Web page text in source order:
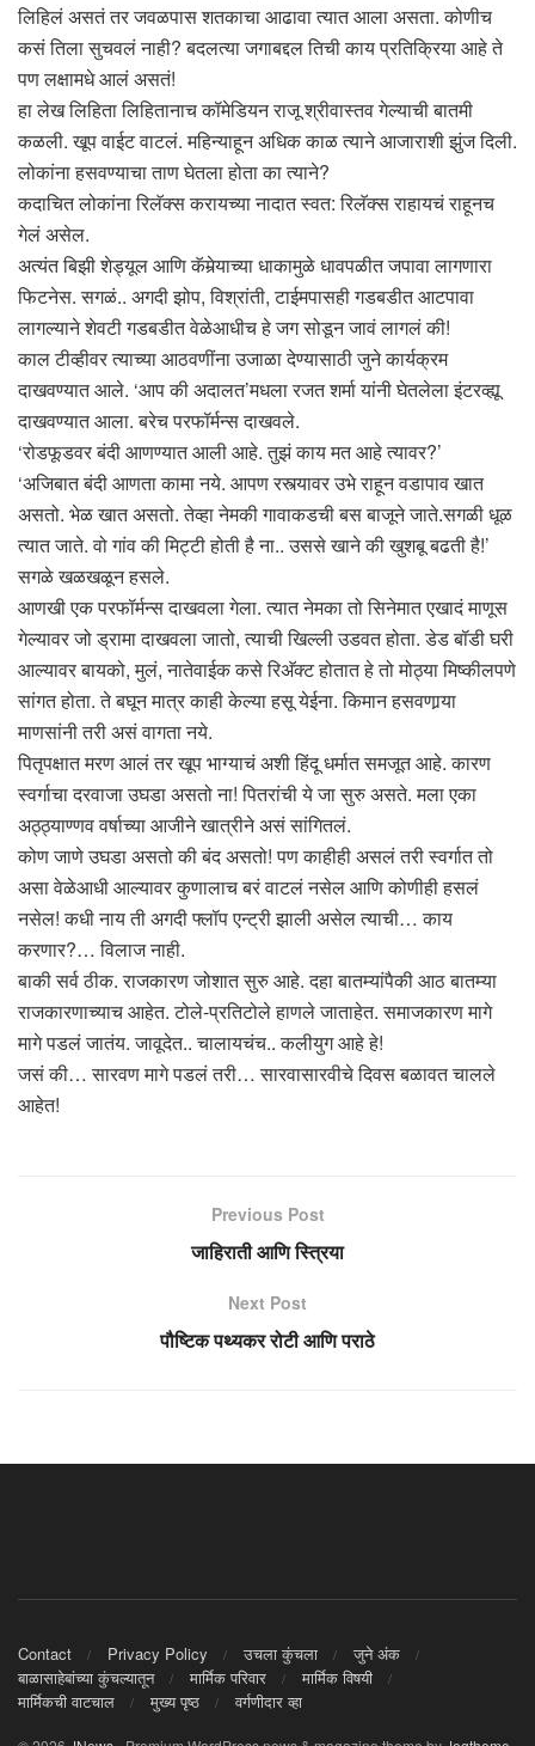
लिहिलं असतं तर जवळपास शतकाचा आढावा त्यात आला असता. कोणीच
कसं तिला सुचवलं नाही? बदलत्या जगाबद्दल तिची काय प्रतिक्रिया आहे ते
पण लक्षामधे आलं असतं!
हा लेख लिहिता लिहितानाच कॉमेडियन राजू श्रीवास्तव गेल्याची बातमी
कळली. खूप वाईट वाटलं. महिन्याहून अधिक काळ त्याने आजाराशी झुंज दिली.
लोकांना हसवण्याचा ताण घेतला होता का त्याने?
कदाचित लोकांना रिलॅक्स करायच्या नादात स्वत: रिलॅक्स राहायचं राहूनच
गेलं असेल.
अत्यंत बिझी शेड्यूल आणि कॅमेर्‍याच्या धाकामुळे धावपळीत जपावा लागणारा
फिटनेस. सगळं.. अगदी झोप, विश्रांती, टाईमपासही गडबडीत आटपावा
लागल्याने शेवटी गडबडीत वेळेआधीच हे जग सोडून जावं लागलं की!
काल टीव्हीवर त्याच्या आठवणींना उजाळा देण्यासाठी जुने कार्यक्रम
दाखवण्यात आले. ‘आप की अदालत’मधला रजत शर्मा यांनी घेतलेला इंटरव्ह्यू
दाखवण्यात आला. बरेच परफॉर्मन्स दाखवले.
‘रोडफूडवर बंदी आणण्यात आली आहे. तुझं काय मत आहे त्यावर?’
‘अजिबात बंदी आणता कामा नये. आपण रस्त्यावर उभे राहून वडापाव खात
असतो. भेळ खात असतो. तेव्हा नेमकी गावाकडची बस बाजूने जाते.सगळी धूळ
त्यात जाते. वो गांव की मिट्टी होती है ना.. उससे खाने की खुशबू बढती है!’
सगळे खळखळून हसले.
आणखी एक परफॉर्मन्स दाखवला गेला. त्यात नेमका तो सिनेमात एखादं माणूस
गेल्यावर जो ड्रामा दाखवला जातो, त्याची खिल्ली उडवत होता. डेड बॉडी घरी
आल्यावर बायको, मुलं, नातेवाईक कसे रिअ‍ॅक्ट होतात हे तो मोठ्या मिष्कीलपणे
सांगत होता. ते बघून मात्र काही केल्या हसू येईना. किमान हसवणार्‍या
माणसांनी तरी असं वागता नये.
पितृपक्षात मरण आलं तर खूप भाग्याचं अशी हिंदू धर्मात समजूत आहे. कारण
स्वर्गाचा दरवाजा उघडा असतो ना! पितरांची ये जा सुरु असते. मला एका
अठ्ठ्याण्णव वर्षाच्या आजीने खात्रीने असं सांगितलं.
कोण जाणे उघडा असतो की बंद असतो! पण काहीही असलं तरी स्वर्गात तो
असा वेळेआधी आल्यावर कुणालाच बरं वाटलं नसेल आणि कोणीही हसलं
नसेल! कधी नाय ती अगदी फ्लॉप एन्ट्री झाली असेल त्याची… काय
करणार?… विलाज नाही.
बाकी सर्व ठीक. राजकारण जोशात सुरु आहे. दहा बातम्यांपैकी आठ बातम्या
राजकारणाच्याच आहेत. टोले-प्रतिटोले हाणले जाताहेत. समाजकारण मागे
मागे पडलं जातंय. जावूदेत.. चालायचंच.. कलीयुग आहे हे!
जसं की… सारवण मागे पडलं तरी… सारवासारवीचे दिवस बळावत चालले
आहेत!
Previous Post
जाहिराती आणि स्त्रिया
Next Post
पौष्टिक पथ्यकर रोटी आणि पराठे
Contact Privacy Policy उचला कुंचला
जुने अंक
बाळासाहेबांच्या कुंचल्यातून
मार्मिक परिवार
मार्मिक विषयी
मार्मिकची वाटचाल
मुख्य पृष्ठ वर्गणीदार व्हा